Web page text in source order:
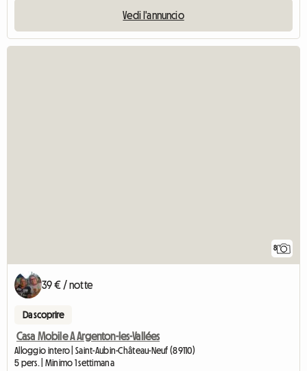
Vedi l'annuncio
8
39 € / notte
Da scoprire
Casa Mobile A Argenton-les-Vallées
Alloggio intero | Saint-Aubin-Château-Neuf (89110)
5 pers. | Minimo 1 settimana